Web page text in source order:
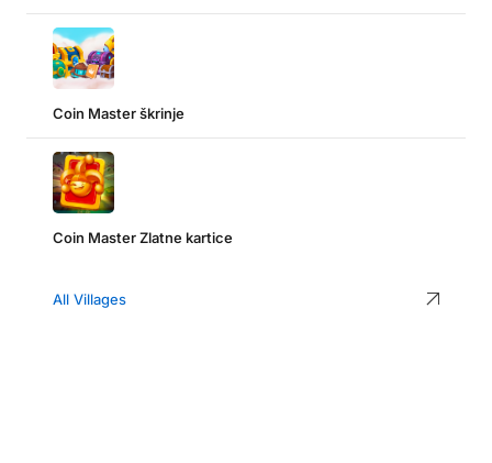
Coin Master škrinje
Coin Master Zlatne kartice
All Villages